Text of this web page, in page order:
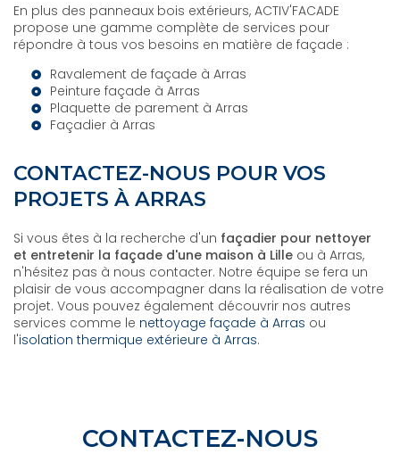
En plus des panneaux bois extérieurs, ACTIV'FACADE
propose une gamme complète de services pour
répondre à tous vos besoins en matière de façade :
Ravalement de façade à Arras
Peinture façade à Arras
Plaquette de parement à Arras
Façadier à Arras
CONTACTEZ-NOUS POUR VOS
PROJETS À ARRAS
Si vous êtes à la recherche d'un façadier pour nettoyer
et entretenir la façade d'une maison à Lille ou à Arras,
n'hésitez pas à nous contacter. Notre équipe se fera un
plaisir de vous accompagner dans la réalisation de votre
projet. Vous pouvez également découvrir nos autres
services comme le nettoyage façade à Arras ou
l'isolation thermique extérieure à Arras.
CONTACTEZ-NOUS